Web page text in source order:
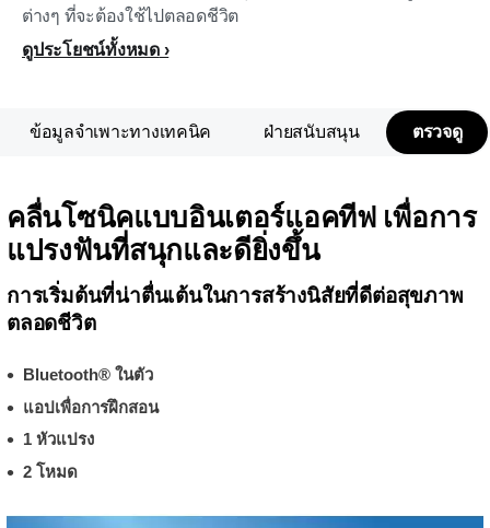
ต่างๆ ที่จะต้องใช้ไปตลอดชีวิต
ดูประโยชน์ทั้งหมด
ข้อมูลจำเพาะทางเทคนิค ฝ่ายสนับสนุน ตรวจดู
คลื่นโซนิคแบบอินเตอร์แอคทีฟ เพื่อการ
แปรงฟันที่สนุกและดียิ่งขึ้น
การเริ่มต้นที่น่าตื่นเต้นในการสร้างนิสัยที่ดีต่อสุขภาพ
ตลอดชีวิต
Bluetooth® ในตัว
แอปเพื่อการฝึกสอน
1 หัวแปรง
2 โหมด